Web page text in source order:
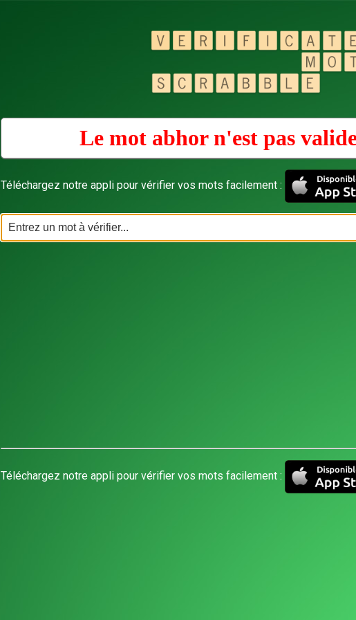
Le mot abhor n'est pas
Téléchargez notre appli pour vérifier vos mots facilement :
Téléchargez notre appli pour vérifier vos mots facilement :